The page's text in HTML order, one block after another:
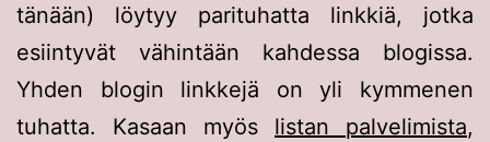
tänään) löytyy parituhatta linkkiä, jotka
esiintyvät vähintään kahdessa blogissa.
Yhden blogin linkkejä on yli kymmenen
tuhatta. Kasaan myös listan palvelimista,